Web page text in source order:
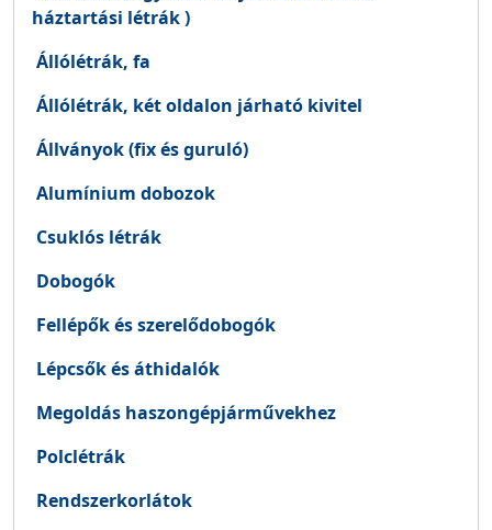
háztartási létrák )
Állólétrák, fa
Állólétrák, két oldalon járható kivitel
Állványok (fix és guruló)
Alumínium dobozok
Csuklós létrák
Dobogók
Fellépők és szerelődobogók
Lépcsők és áthidalók
Megoldás haszongépjárművekhez
Polclétrák
Rendszerkorlátok